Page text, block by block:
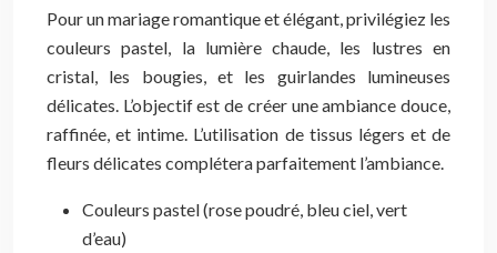
Pour un mariage romantique et élégant, privilégiez les
couleurs pastel, la lumière chaude, les lustres en
cristal, les bougies, et les guirlandes lumineuses
délicates. L’objectif est de créer une ambiance douce,
raffinée, et intime. L’utilisation de tissus légers et de
fleurs délicates complétera parfaitement l’ambiance.
Couleurs pastel (rose poudré, bleu ciel, vert
d’eau)